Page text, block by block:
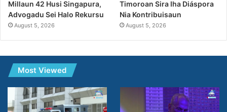
Millaun 42 Husi Singapura,
Advogadu Sei Halo Rekursu
August 5, 2026
Timoroan Sira Iha Diáspora
Nia Kontribuisaun
August 5, 2026
Most Viewed